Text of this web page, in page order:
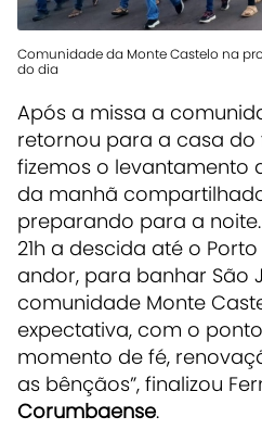
Comunidade da Monte Castelo na
do dia
Após a missa a
retornou para a casa do
fizemos o levantamento
da manhã
preparando para a
21h a descida até o
andor, para banhar São
comunidade Monte
expectativa, com o
momento de fé,
as bênçãos”, finalizou
Corumbaense.